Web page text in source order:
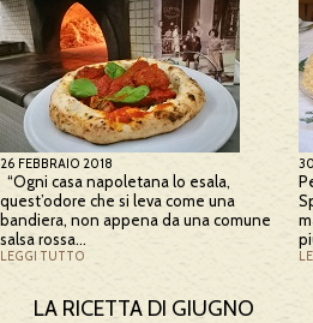
26 FEBBRAIO 2018
“Ogni casa napoletana lo esala,
quest’odore che si leva come una
bandiera, non appena da una comune
salsa rossa…
LEGGI TUTTO
LA RICETTA DI GIUGNO